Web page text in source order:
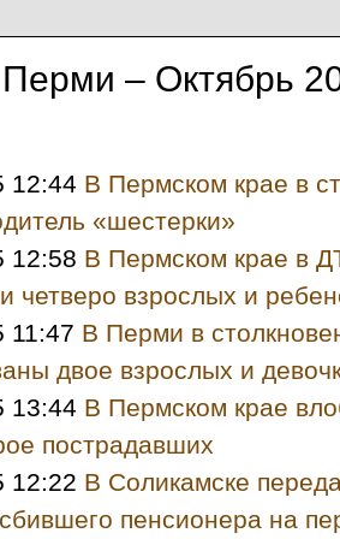
– Октябрь
12:44 В Пермском крае в
«шестерки»
12:58 В Пермском крае в
четверо взрослых и
11:47 В Перми в
двое взрослых и
13:44 В Пермском крае
пострадавших
12:22 В Соликамске
пенсионера на